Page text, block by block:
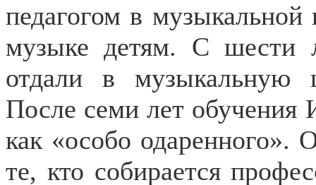
педагогом в
музыке детям. С шести
отдали в музыкальную
После семи лет обучения
как «особо одаренного».
те, кто собирается